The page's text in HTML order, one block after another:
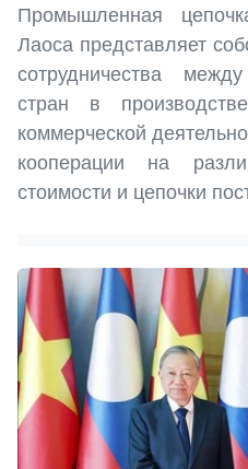
Промышленная
Лаоса представляет
сотрудничества
стран в
коммерческой
кооперации на
стоимости и цепочки